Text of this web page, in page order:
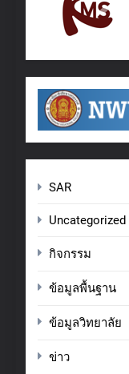
SAR
Uncategorized
กิจกรรม
ข้อมูลพื้นฐาน
ข้อมูลวิทยาลัย
ข่าว